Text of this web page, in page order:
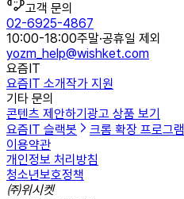
고객 문의
02-6925-4867
10:00-18:00주말·공휴일 제외
yozm_help@wishket.com
요즘IT
요즘IT 소개작가 지원
기타 문의
콘텐츠 제안하기 광고 상품 보기
요즘IT 슬랙봇
크롬 확장 프로그램
이용약관
개인정보 처리방침
청소년보호정책
㈜위시켓